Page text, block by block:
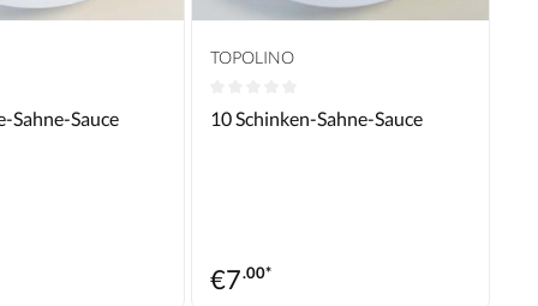
Bewertung von 0 von 5 Sternen
Sahne-Sauce
TOPOLINO
Durchschnittliche Bewertung von 0
10 Schinken-Sahne-Sauce
€7.00*